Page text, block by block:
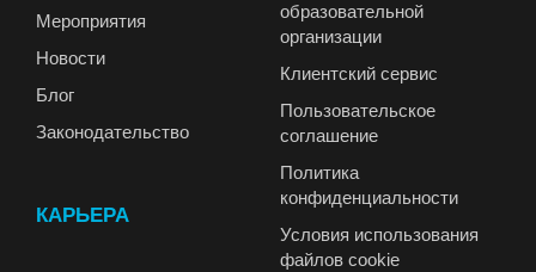
Мероприятия
Новости
Блог
Законодательство
КАРЬЕРА
образовательной
организации
Клиентский сервис
Пользовательское
соглашение
Политика
конфиденциальности
Условия использования
файлов cookie